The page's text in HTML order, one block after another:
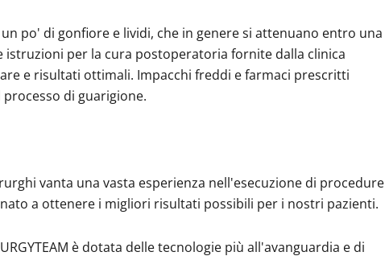
po' di gonfiore e lividi, che in genere si attenuano entro una
istruzioni per la cura postoperatoria fornite dalla clinica
e risultati ottimali. Impacchi freddi e farmaci prescritti
di guarigione.
vanta una vasta esperienza nell'esecuzione di procedure
a ottenere i migliori risultati possibili per i nostri pazienti.
è dotata delle tecnologie più all'avanguardia e di